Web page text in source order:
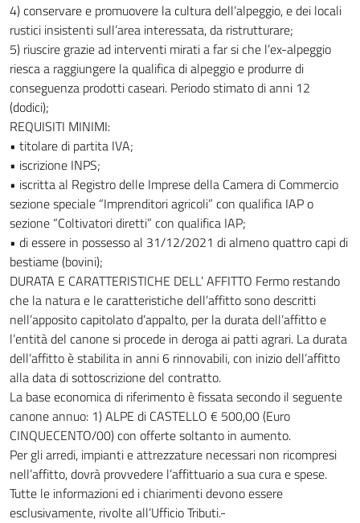
4) conservare e promuovere la cultura dell’alpeggio, e dei locali
rustici insistenti sull’area interessata, da ristrutturare;
5) riuscire grazie ad interventi mirati a far si che l’ex-alpeggio
riesca a raggiungere la qualifica di alpeggio e produrre di
conseguenza prodotti caseari. Periodo stimato di anni 12
(dodici);
REQUISITI MINIMI:
• titolare di partita IVA;
• iscrizione INPS;
• iscritta al Registro delle Imprese della Camera di Commercio
sezione speciale “Imprenditori agricoli” con qualifica IAP o
sezione “Coltivatori diretti” con qualifica IAP;
• di essere in possesso al 31/12/2021 di almeno quattro capi di
bestiame (bovini);
DURATA E CARATTERISTICHE DELL’ AFFITTO Fermo restando
che la natura e le caratteristiche dell’affitto sono descritti
nell’apposito capitolato d’appalto, per la durata dell’affitto e
l’entità del canone si procede in deroga ai patti agrari. La durata
dell’affitto è stabilita in anni 6 rinnovabili, con inizio dell’affitto
alla data di sottoscrizione del contratto.
La base economica di riferimento è fissata secondo il seguente
canone annuo: 1) ALPE di CASTELLO € 500,00 (Euro
CINQUECENTO/00) con offerte soltanto in aumento.
Per gli arredi, impianti e attrezzature necessari non ricompresi
nell’affitto, dovrà provvedere l’affittuario a sua cura e spese.
Tutte le informazioni ed i chiarimenti devono essere
esclusivamente, rivolte all’Ufficio Tributi.-